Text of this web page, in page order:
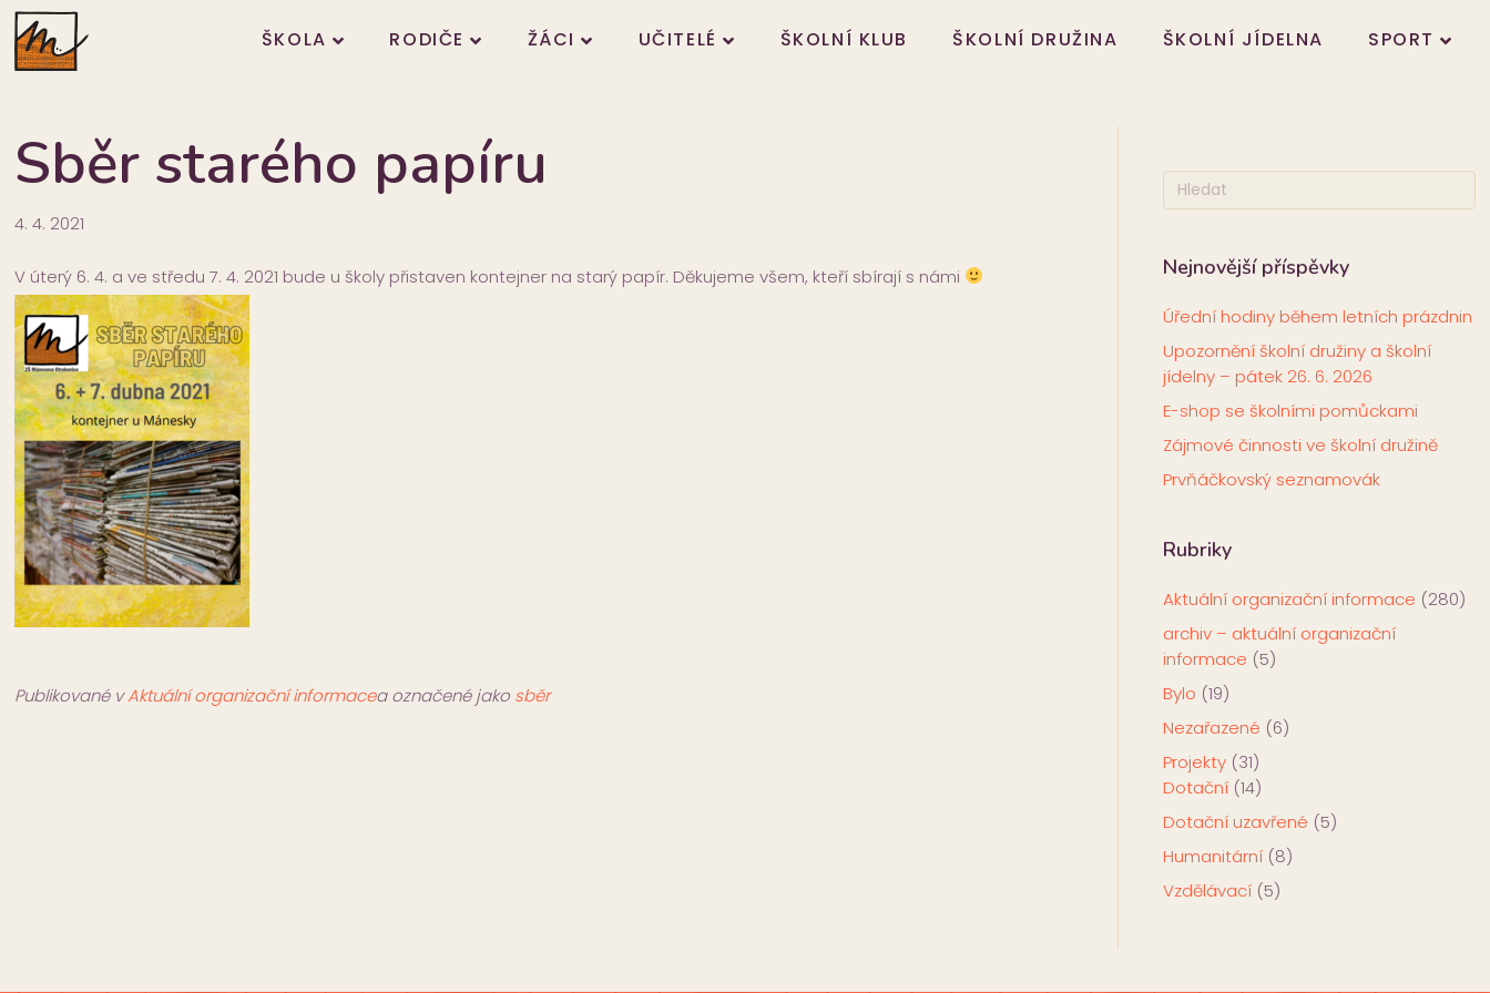
ŠKOLA RODIČE ŽÁCI UČITELÉ ŠKOLNÍ KLUB ŠKOLNÍ DRUŽINA ŠKOLNÍ JÍDELNA SPORT
Sběr starého papíru
4. 4. 2021
V úterý 6. 4. a ve středu 7. 4. 2021 bude u školy přistaven kontejner na starý papír. Děkujeme všem, kteří sbírají s námi
Publikované vAktuální organizační informacea označené jako sběr
Nejnovější příspěvky
Úřední hodiny během letních prázdnin
Upozornění školní družiny a školní
jídelny – pátek 26. 6. 2026
E-shop se školními pomůckami
Zájmové činnosti ve školní družině
Prvňáčkovský seznamovák
Rubriky
Aktuální organizační informace (280)
archiv – aktuální organizační
informace (5)
Bylo (19)
Nezařazené (6)
Projekty(31)
Dotační(14)
Dotační uzavřené (5)
Humanitární(8)
Vzdělávací(5)